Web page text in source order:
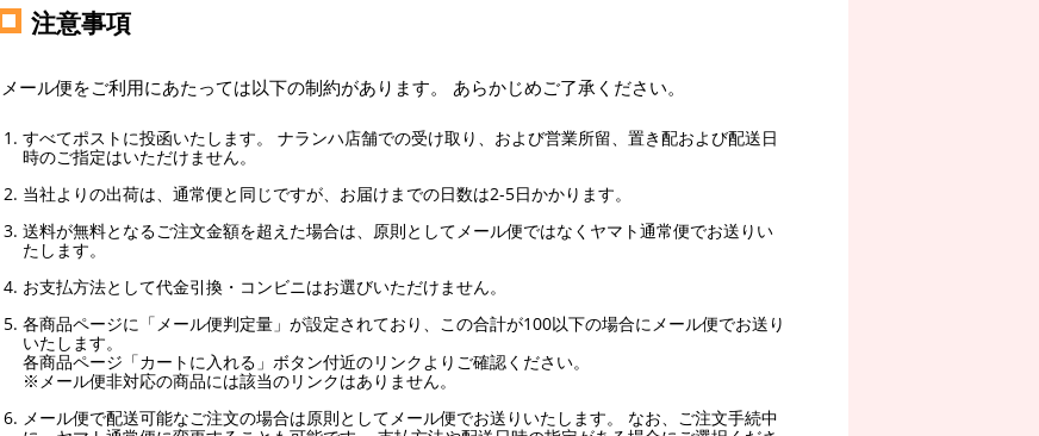
注意事項
メール便をご利用にあたっては以下の制約があります。 あらかじめご了承ください。
すべてポストに投函いたします。 ナランハ店舗での受け取り、および営業所留、置き配および配送日
時のご指定はいただけません。
当社よりの出荷は、通常便と同じですが、お届けまでの日数は2-5日かかります。
送料が無料となるご注文金額を超えた場合は、原則としてメール便ではなくヤマト通常便でお送りい
たします。
お支払方法として代金引換・コンビニはお選びいただけません。
各商品ページに「メール便判定量」が設定されており、この合計が100以下の場合にメール便でお送り
いたします。
各商品ページ「カートに入れる」ボタン付近のリンクよりご確認ください。
※メール便非対応の商品には該当のリンクはありません。
メール便で配送可能なご注文の場合は原則としてメール便でお送りいたします。 なお、ご注文手続中